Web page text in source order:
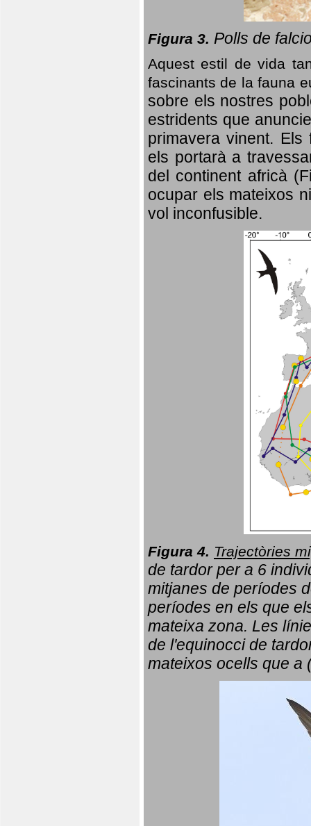
Figura 3. Polls de
Aquest estil de vida
fascinants de la fauna
sobre els nostres
estridents que
primavera vinent. Els
els portarà a
del continent africà
ocupar els mateixos
vol inconfusible.
Figura 4. Trajectòries
de tardor per a 6
mitjanes de períodes
períodes en els que
mateixa zona. Les
de l'equinocci de
mateixos ocells que a